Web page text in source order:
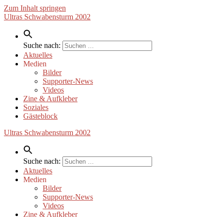
Zum Inhalt springen
Ultras Schwabensturm 2002
Suche nach:
Aktuelles
Medien
Bilder
Supporter-News
Videos
Zine & Aufkleber
Soziales
Gästeblock
Ultras Schwabensturm 2002
Suche nach:
Aktuelles
Medien
Bilder
Supporter-News
Videos
Zine & Aufkleber